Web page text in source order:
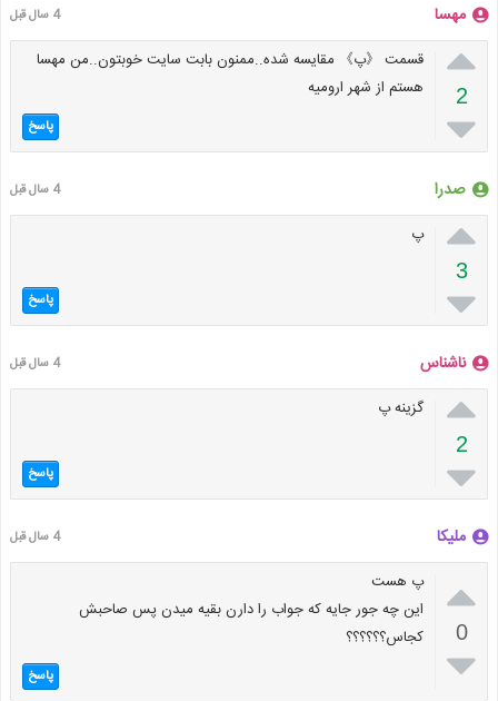
مهسا 4 سال قبل

2

قسمت 《پ》 مقایسه شده..ممنون بابت سایت خوبتون..من مهسا
هستم از شهر ارومیه
پاسخ
صدرا 4 سال قبل

3

پ
پاسخ
ناشناس 4 سال قبل

2

گزینه پ
پاسخ
ملیکا 4 سال قبل

0

پ هست
این چه جور جایه که جواب را دارن بقیه میدن پس صاحبش
کجاس؟؟؟؟؟؟
پاسخ